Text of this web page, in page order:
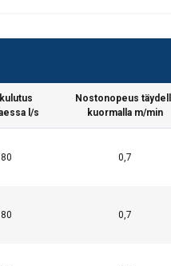
l/s
Nostonopeus
kuormalla m/min
0,7
0,7